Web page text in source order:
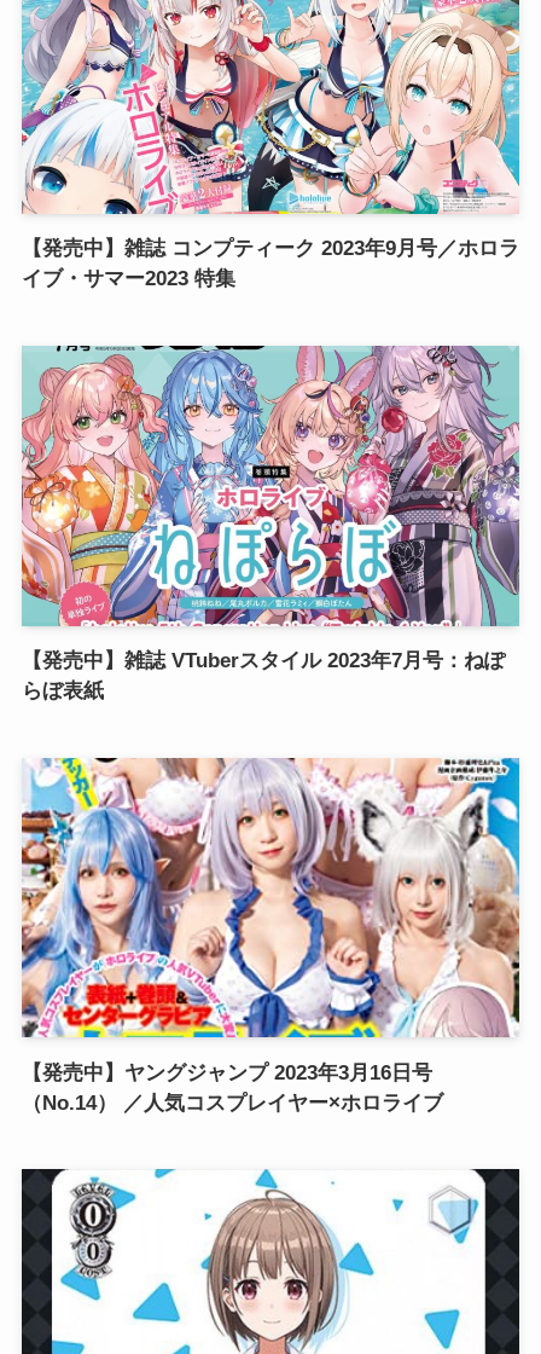
【発売中】雑誌 コンプティーク 2023年9月号／ホロラ
イブ・サマー2023 特集
【発売中】雑誌 VTuberスタイル 2023年7月号：ねぽ
らぼ表紙
【発売中】ヤングジャンプ 2023年3月16日号
（No.14） ／人気コスプレイヤー×ホロライブ